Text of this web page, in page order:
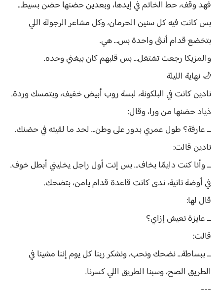
فهد وقف، حط الخاتم في إيدها، وبعدين حضنها حضن بسيط…
بس كانت فيه كل سنين الحرمان، وكل مشاعر الرجولة اللي
بتخضع قدام أنثى واحدة بس… هي.
والمزيكا رجعت تشتغل… بس قلبهم كان بيغني وحده.
🌙 نهاية الليلة
نادين كانت في البلكونة، لبسة روب أبيض خفيف، وبتمسك وردة.
ذياد حضنها من ورا، وقال:
ــ عارفة؟ طول عمري بدور على وطن… لحد ما لقيته في حضنك.
نادين قالت:
ــ وأنا كنت دايمًا بخاف… بس إنت أول راجل يخليني أبطل خوف.
في أوضة تانية، ندى كانت قاعدة قدام يامن، بتضحك.
قال لها:
ــ عايزة نعيش إزاي؟
قالت:
ــ ببساطة… نضحك ونحب، ونشكر ربنا كل يوم إننا مشينا في
الطريق الصح، وسبنا الطريق اللي كسرنا.